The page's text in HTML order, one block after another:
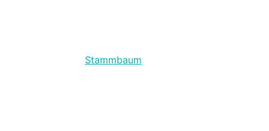
Stammbaum